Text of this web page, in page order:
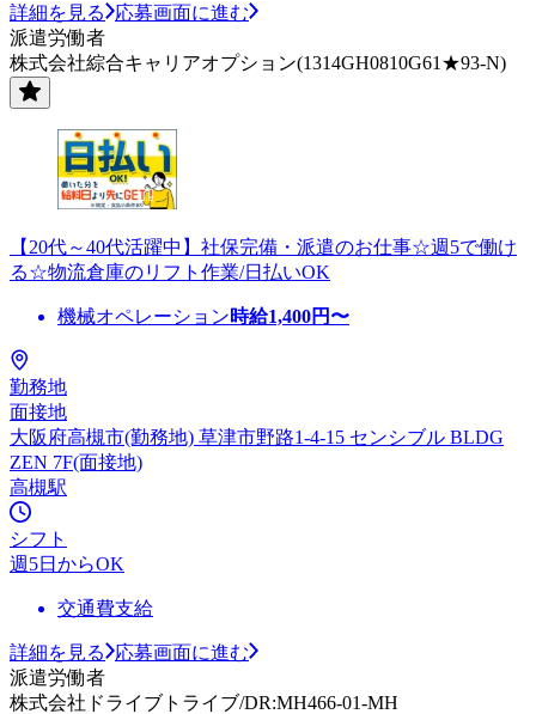
詳細を見る
応募画面に進む
派遣労働者
株式会社綜合キャリアオプション(1314GH0810G61★93-N)
【20代～40代活躍中】社保完備・派遣のお仕事☆週5で働け
る☆物流倉庫のリフト作業/日払いOK
機械オペレーション時給1,400円〜
勤務地
面接地
大阪府高槻市(勤務地) 草津市野路1-4-15 センシブル BLDG
ZEN 7F(面接地)
高槻駅
シフト
週5日からOK
交通費支給
詳細を見る
応募画面に進む
派遣労働者
株式会社ドライブトライブ/DR:MH466-01-MH